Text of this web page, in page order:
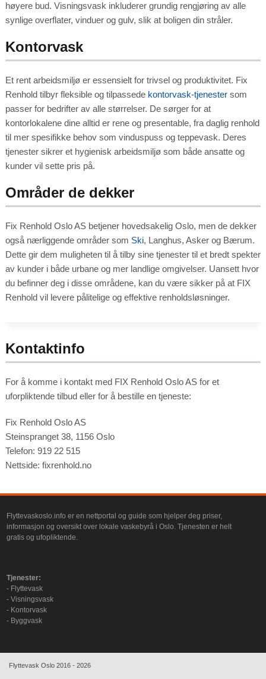
høyere bud. Visningsvask inkluderer grundig rengjøring av alle
synlige overflater, vinduer og gulv, slik at boligen din stråler.
Kontorvask
Et rent arbeidsmiljø er essensielt for trivsel og produktivitet. Fix
Renhold tilbyr fleksible og tilpassede kontorvask-tjenestersom
passer for bedrifter av alle størrelser. De sørger for at
kontorlokalene dine alltid er rene og presentable, fra daglig renhold
til mer spesifikke behov som vinduspuss og teppevask. Deres
tjenester sikrer et hygienisk arbeidsmiljø som både ansatte og
kunder vil sette pris på.
Områder de dekker
Fix Renhold Oslo AS betjener hovedsakelig Oslo, men de dekker
også nærliggende områder som Ski, Langhus, Asker og Bærum.
Dette gir dem muligheten til å tilby sine tjenester til et bredt spekter
av kunder i både urbane og mer landlige omgivelser. Uansett hvor
du befinner deg i disse områdene, kan du være sikker på at FIX
Renhold vil levere pålitelige og effektive renholdsløsninger.
Kontaktinfo
For å komme i kontakt med FIX Renhold Oslo AS for et
uforpliktende tilbud eller for å bestille en tjeneste:
Fix Renhold Oslo AS
Steinspranget 38, 1156 Oslo
Telefon: 919 22 515
Nettside: fixrenhold.no
Flyttevaskoslo.info er en nettportal og guide som hjelper deg priser,
informasjon og oversikt over lokale vaskebyrå i Oslo. Tjenesten er helt
gratis og ufopliktende.
Tjenester:
- Flyttevask
- Visningsvask
- Kontorvask
- Byggvask
Flyttevask Oslo 2016 - 2026